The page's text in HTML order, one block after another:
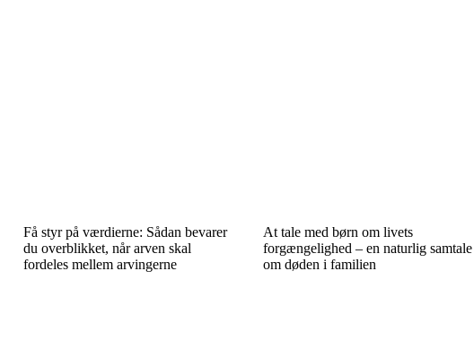
Få styr på værdierne: Sådan bevarer
du overblikket, når arven skal
fordeles mellem arvingerne
At tale med børn om livets
forgængelighed – en naturlig samtale
om døden i familien